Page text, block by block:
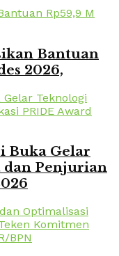
Bantuan
2026,
Buka Gelar
dan Penjurian